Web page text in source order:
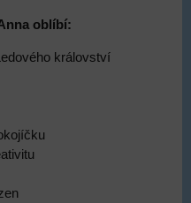
oblíbí:
království